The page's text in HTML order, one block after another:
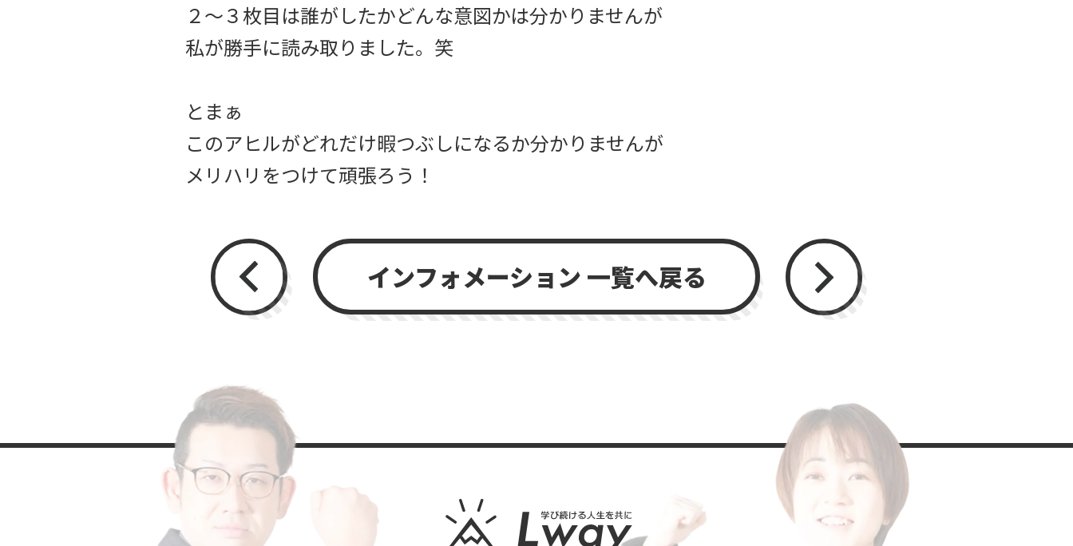
２〜３枚目は誰がしたかどんな意図かは分かりませんが
私が勝手に読み取りました。笑
とまぁ
このアヒルがどれだけ暇つぶしになるか分かりませんが
メリハリをつけて頑張ろう！
インフォメーション 一覧へ戻る